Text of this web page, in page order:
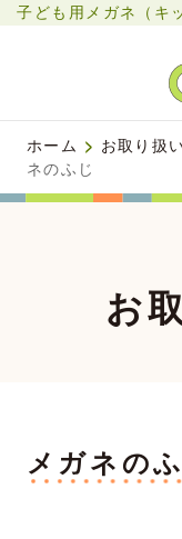
子ども用メガネ（キ
ホーム > お取り扱
ネのふじ
お
メガネの